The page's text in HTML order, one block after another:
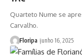
Quarteto Nume se
Carvalho.
Floripa junho 16, 2025